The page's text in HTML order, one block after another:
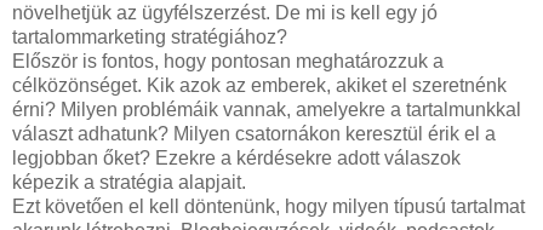
növelhetjük az ügyfélszerzést. De mi is kell egy jó
tartalommarketing stratégiához?
Először is fontos, hogy pontosan meghatározzuk a
célközönséget. Kik azok az emberek, akiket el szeretnénk
érni? Milyen problémáik vannak, amelyekre a tartalmunkkal
választ adhatunk? Milyen csatornákon keresztül érik el a
legjobban őket? Ezekre a kérdésekre adott válaszok
képezik a stratégia alapjait.
Ezt követően el kell döntenünk, hogy milyen típusú tartalmat